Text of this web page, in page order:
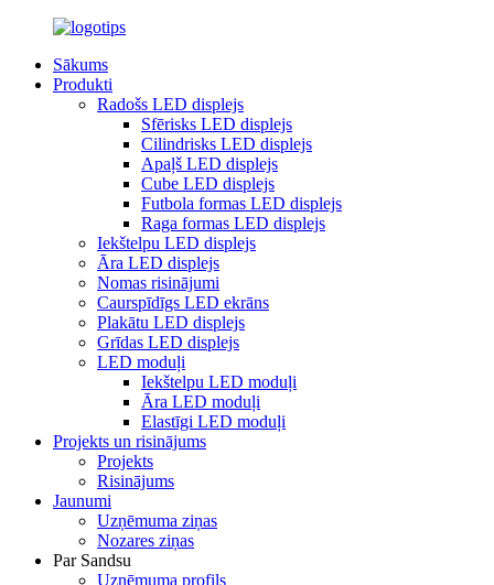
Sākums
Produkti
Radošs LED displejs
Sfērisks LED displejs
Cilindrisks LED displejs
Apaļš LED displejs
Cube LED displejs
Futbola formas LED displejs
Raga formas LED displejs
Iekštelpu LED displejs
Āra LED displejs
Nomas risinājumi
Caurspīdīgs LED ekrāns
Plakātu LED displejs
Grīdas LED displejs
LED moduļi
Iekštelpu LED moduļi
Āra LED moduļi
Elastīgi LED moduļi
Projekts un risinājums
Projekts
Risinājums
Jaunumi
Uzņēmuma ziņas
Nozares ziņas
Par Sandsu
Uzņēmuma profils